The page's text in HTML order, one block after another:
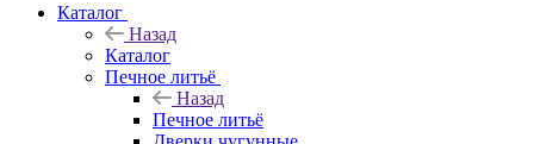
Каталог
Назад
Каталог
Печное литьё
Назад
Печное литьё